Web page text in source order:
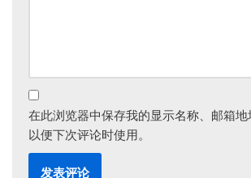
在此浏览器中保存我的显示名称、邮箱地
以便下次评论时使用。